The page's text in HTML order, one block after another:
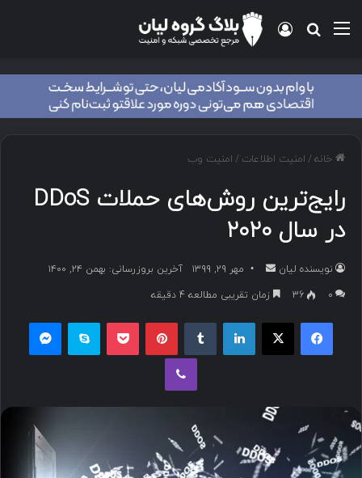
خانه/ امنیت اطلاعات / امنیت وب
رایج‌ترین روش‌های حملات DDoS
در سال ۲۰۲۰
نویسنده لیان مهر ۲۹, ۱۳۹۹
آخرین بروزرسانی: بهمن ۲۴, ۱۴۰۰
۰
36 زمان تقریبی مطالعه 4 دقیقه